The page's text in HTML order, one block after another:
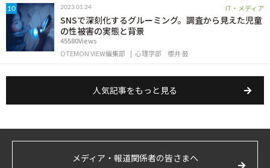
10 2023.01.24 IT・メディア
SNSで深刻化するグルーミング。調査から見えた児童
の性被害の実態と背景
45580Views
OTEMON VIEW編集部
心理学部 櫻井 鼓
人気記事をもっと見る
メディア・報道関係者の皆さまへ